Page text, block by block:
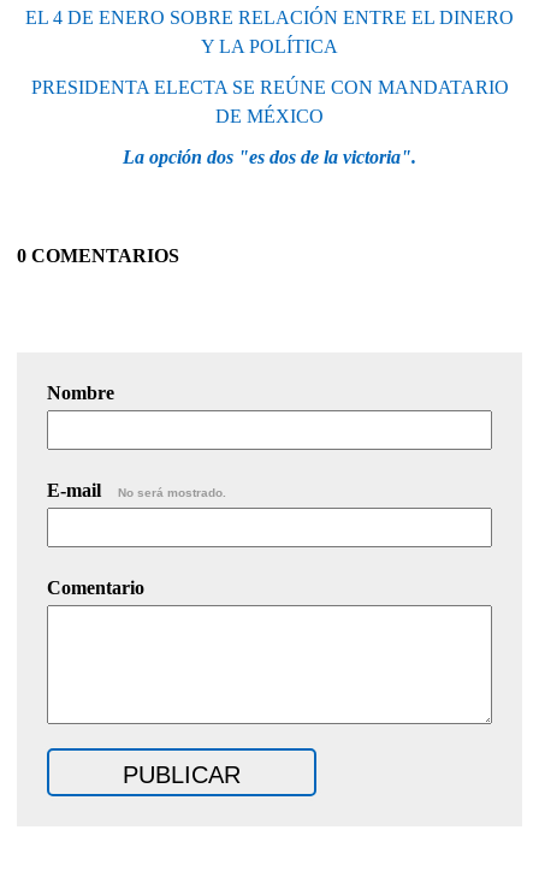
EL 4 DE ENERO SOBRE RELACIÓN ENTRE EL DINERO
Y LA POLÍTICA
PRESIDENTA ELECTA SE REÚNE CON MANDATARIO
DE MÉXICO
La opción dos "es dos de la victoria".
0 COMENTARIOS
Nombre
E-mail No será mostrado.
Comentario